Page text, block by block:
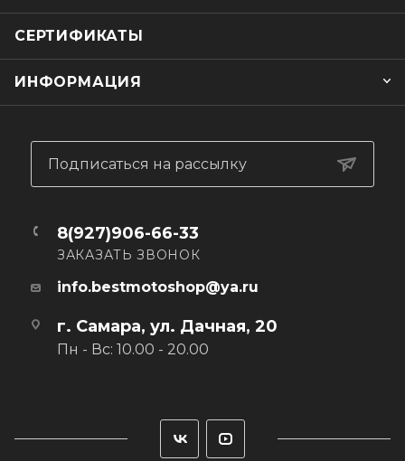
Особенности:
• Легкая и прочная эластичная ткань, тянущаяся во всех
направлениях
• Эластичный воротник и манжеты
СЕРТИФИКАТЫ
ИНФОРМАЦИЯ
г. Самара, ул. Дачная, 20
Пн - Вс: 10.00 - 20.00
Подписаться на рассылку
8(927)906-66-33
ЗАКАЗАТЬ ЗВОНОК
info.bestmotoshop@ya.ru